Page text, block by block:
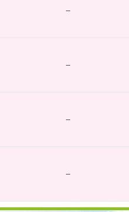
–
–
–
–